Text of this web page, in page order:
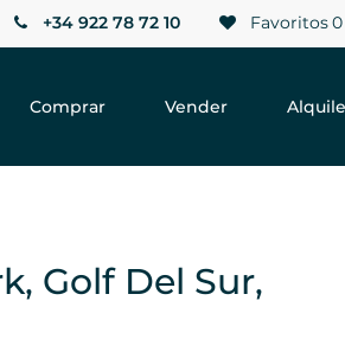
Favoritos0
+34 922 78 72 10
Comprar Vender
Golf Del Sur,